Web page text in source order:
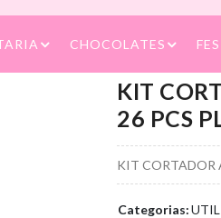
CHOCOLATES
KIT
26 PCS
KIT CORTADOR
Categorias: